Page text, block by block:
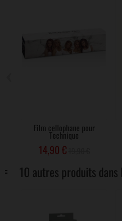
Film cellophane pour
Technique
14,90 €
10 autres produits